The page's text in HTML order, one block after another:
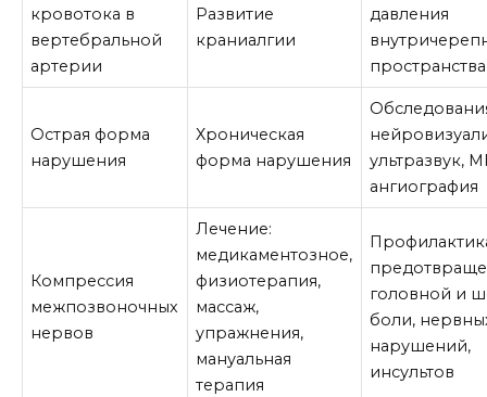
кровотока в
вертебральной
артерии
Развитие
краниалгии
давления
пространства
Острая форма
нарушения
Хроническая
форма нарушения
ультразвук,
ангиография
Компрессия
межпозвоночных
нервов
Лечение:
медикаментозное,
физиотерапия,
массаж,
упражнения,
мануальная
терапия
головной и
боли,
нарушений,
инсультов